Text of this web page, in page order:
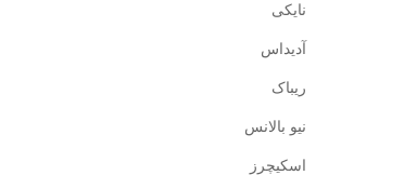
نایکی
آدیداس
ریباک
نیو بالانس
اسکیچرز